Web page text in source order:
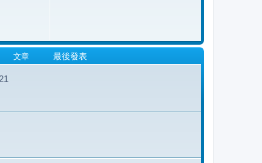
表
文章 最後發表